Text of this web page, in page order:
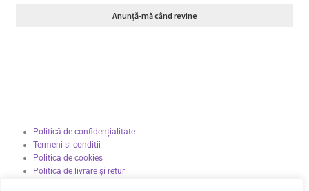
Anunță-mă când revine
Politică de confidențialitate
Termeni si conditii
Politica de cookies
Politica de livrare și retur